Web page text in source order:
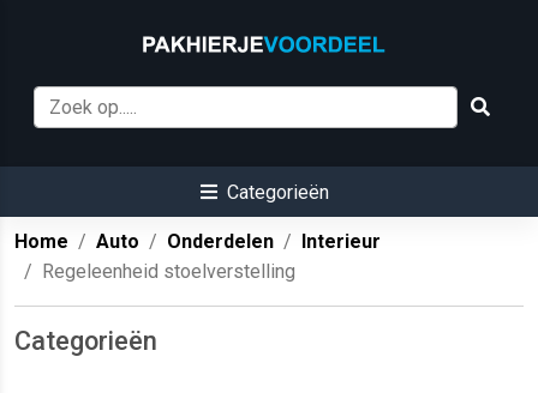
Categorieën
Home Auto Onderdelen
Interieur
Regeleenheid stoelverstelling
Categorieën